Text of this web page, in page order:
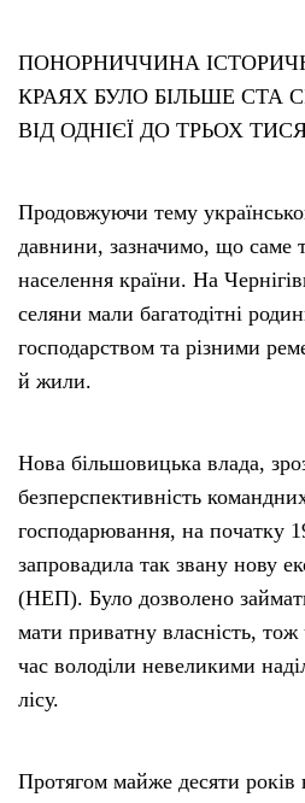
ПОНОРНИЧЧИНА
КРАЯХ БУЛО БІЛЬШЕ СТА
ВІД ОДНІЄЇ ДО ТРЬОХ
Продовжуючи тему
давнини, зазначимо, що саме
населення країни. На
селяни мали багатодітні
господарством та різними
й жили.
Нова більшовицька влада,
безперспективність
господарювання, на початку
запровадила так звану нову
(НЕП). Було дозволено
мати приватну власність,
час володіли невеликими
лісу.
Протягом майже десяти років